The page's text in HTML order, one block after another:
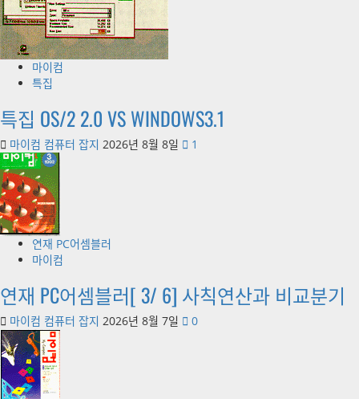
마이컴
특집
특집 OS/2 2.0 VS WINDOWS3.1
마이컴 컴퓨터 잡지 2026년 8월 8일 1
연재 PC어셈블러
마이컴
연재 PC어셈블러[ 3/ 6] 사칙연산과 비교분기
마이컴 컴퓨터 잡지 2026년 8월 7일 0